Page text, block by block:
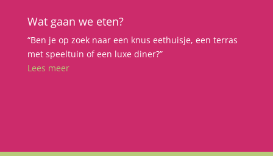
Wat gaan we eten?
“Ben je op zoek naar een knus eethuisje, een terras
met speeltuin of een luxe diner?”
Lees meer